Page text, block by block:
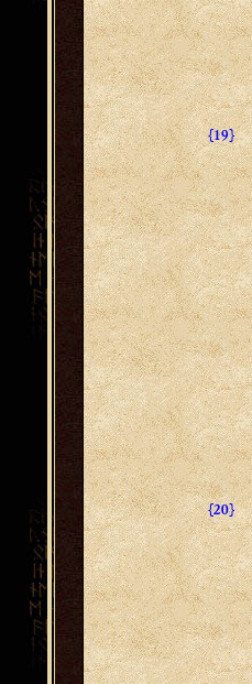
{19}
{20}